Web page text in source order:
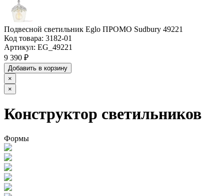
Подвесной светильник Eglo ПРОМО Sudbury 49221
Код товара: 3182-01
Артикул: EG_49221
9 390 ₽
Добавить в корзину
×
×
Конструктор светильников
Формы